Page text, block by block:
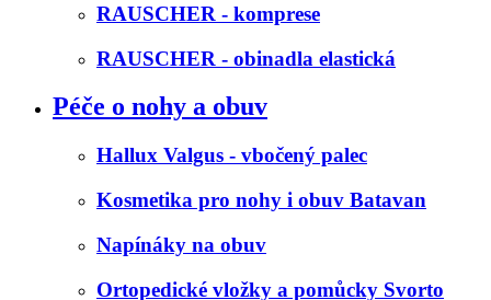
RAUSCHER - komprese
RAUSCHER - obinadla elastická
Péče o nohy a obuv
Hallux Valgus - vbočený palec
Kosmetika pro nohy i obuv Batavan
Napínáky na obuv
Ortopedické vložky a pomůcky Svorto